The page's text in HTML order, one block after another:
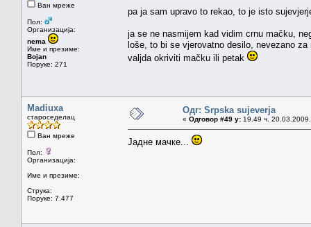
Ван мреже
Пол:
Организација:
nema
Име и презиме:
Bojan
Поруке: 271
pa ja sam upravo to rekao, to je isto
ja se ne nasmijem kad vidim crnu mačku,
loše, to bi se vjerovatno desilo, nevezano
valjda okriviti mačku ili petak
Madiuxa
староседелац
Ван мреже
Пол:
Организација:
Име и презиме:
Струка:
Поруке: 7.477
Одг: Srpska sujeverja
« Одговор #49 у: 19.49 ч.
Јадне мачке...